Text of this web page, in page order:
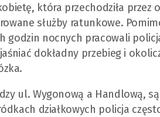
która przechodziła przez
służby ratunkowe.
godzin nocnych pracowali
dokładny przebieg i
ul. Wygonową a Handlową,
działkowych policja